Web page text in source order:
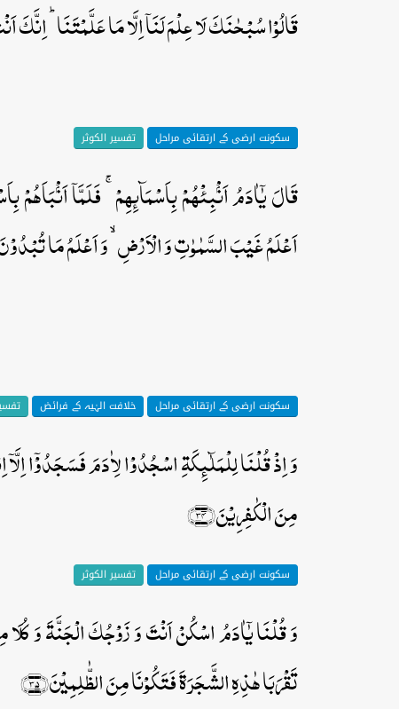
قَالُوۡا سُبۡحٰنَکَ لَا عِلۡمَ لَنَاۤ اِلَّا مَا عَلَّمۡتَنَا ؕ اِنَّکَ
سکونت ارضی کے ارتقائی مراحل تفسیر الکوثر
قَالَ یٰۤاٰدَمُ اَنۡۢبِئۡہُمۡ بِاَسۡمَآئِہِمۡ ۚ فَلَمَّاۤ اَنۡۢبَاَہُمۡ
اَعۡلَمُ غَیۡبَ السَّمٰوٰتِ وَ الۡاَرۡضِ ۙ وَ اَعۡلَمُ مَا تُبۡدُوۡنَ
سکونت ارضی کے ارتقائی مراحل خلافت الہٰیہ کے فرائض
وَ اِذۡ قُلۡنَا لِلۡمَلٰٓئِکَۃِ اسۡجُدُوۡا لِاٰدَمَ فَسَجَدُوۡۤا
مِنَ الۡکٰفِرِیۡنَ﴿۳۴﴾
سکونت ارضی کے ارتقائی مراحل تفسیر الکوثر
وَ قُلۡنَا یٰۤاٰدَمُ اسۡکُنۡ اَنۡتَ وَ زَوۡجُکَ الۡجَنَّۃَ وَ
تَقۡرَبَا ہٰذِہِ الشَّجَرَۃَ فَتَکُوۡنَا مِنَ الظّٰلِمِیۡنَ﴿۳۵﴾